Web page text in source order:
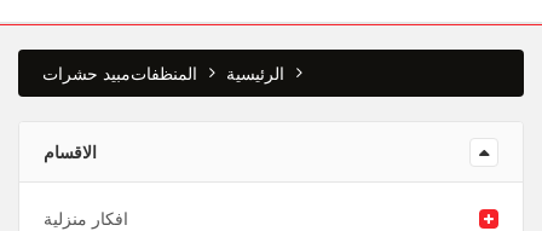
الرئيسية المنظفاتمبيد حشرات
الاقسام
افكار منزلية